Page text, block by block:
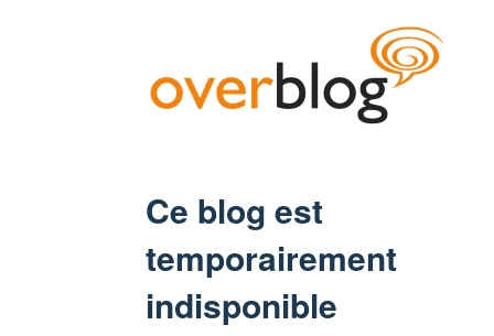
Ce blog est
temporairement
indisponible